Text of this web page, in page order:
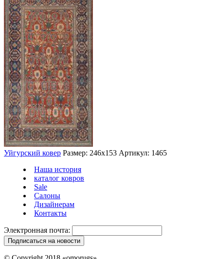
Уйгурский ковер Размер: 246х153 Артикул: 1465
Наша история
каталог ковров
Sale
Салоны
Дизайнерам
Контакты
Электронная почта: